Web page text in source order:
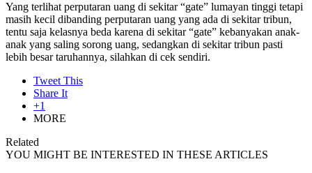
Yang terlihat perputaran uang di sekitar “gate” lumayan tinggi tetapi
masih kecil dibanding perputaran uang yang ada di sekitar tribun,
tentu saja kelasnya beda karena di sekitar “gate” kebanyakan anak-
anak yang saling sorong uang, sedangkan di sekitar tribun pasti
lebih besar taruhannya, silahkan di cek sendiri.
Tweet This
Share It
+1
MORE
Related
YOU MIGHT BE INTERESTED IN THESE ARTICLES